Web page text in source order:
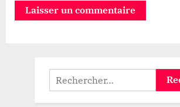
Rechercher :